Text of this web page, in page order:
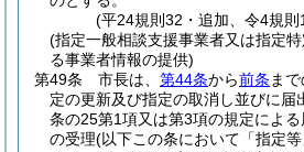
(平24規則32・追加、令4規
(指定一般相談支援事業者又は指定
る事業者情報の提供)
第49条
市長は、 第44条から前条 ま
定の更新及び指定の取消し並びに届
条の25第1項又は第3項の規定によ
の受理(以下この条において「指定